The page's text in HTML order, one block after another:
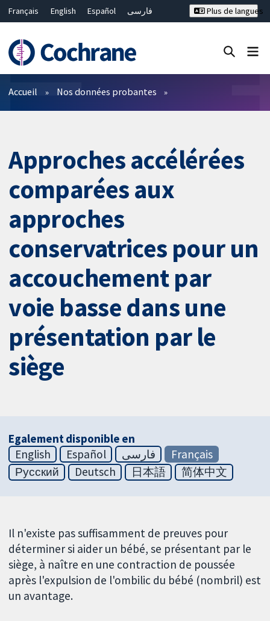
Français English Español
فارسی
Bahasa Malaysia
ไทย
繁體中文
简体中文
Plus de langues
Filtres
Accueil Nos données probantes
Approches accélérées
comparées aux
approches
conservatrices pour un
accouchement par
voie basse dans une
présentation par le
siège
Egalement disponible en
English
Español فارسی
Français
Русский
Deutsch 日本語 简体中文
Il n'existe pas suffisamment de preuves pour
déterminer si aider un bébé, se présentant par le
siège, à naître en une contraction de poussée
après l'expulsion de l'ombilic du bébé (nombril) est
un avantage.